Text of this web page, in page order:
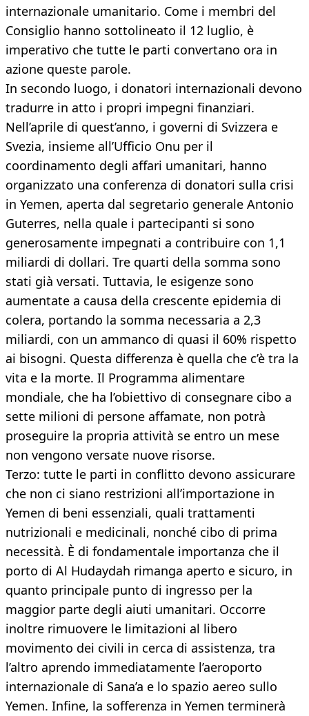
internazionale umanitario. Come i membri del
Consiglio hanno sottolineato il 12 luglio, è
imperativo che tutte le parti convertano ora in
azione queste parole.
In secondo luogo, i donatori internazionali devono
tradurre in atto i propri impegni finanziari.
Nell’aprile di quest’anno, i governi di Svizzera e
Svezia, insieme all’Ufficio Onu per il
coordinamento degli affari umanitari, hanno
organizzato una conferenza di donatori sulla crisi
in Yemen, aperta dal segretario generale Antonio
Guterres, nella quale i partecipanti si sono
generosamente impegnati a contribuire con 1,1
miliardi di dollari. Tre quarti della somma sono
stati già versati. Tuttavia, le esigenze sono
aumentate a causa della crescente epidemia di
colera, portando la somma necessaria a 2,3
miliardi, con un ammanco di quasi il 60% rispetto
ai bisogni. Questa differenza è quella che c’è tra la
vita e la morte. Il Programma alimentare
mondiale, che ha l’obiettivo di consegnare cibo a
sette milioni di persone affamate, non potrà
proseguire la propria attività se entro un mese
non vengono versate nuove risorse.
Terzo: tutte le parti in conflitto devono assicurare
che non ci siano restrizioni all’importazione in
Yemen di beni essenziali, quali trattamenti
nutrizionali e medicinali, nonché cibo di prima
necessità. È di fondamentale importanza che il
porto di Al Hudaydah rimanga aperto e sicuro, in
quanto principale punto di ingresso per la
maggior parte degli aiuti umanitari. Occorre
inoltre rimuovere le limitazioni al libero
movimento dei civili in cerca di assistenza, tra
l’altro aprendo immediatamente l’aeroporto
internazionale di Sana’a e lo spazio aereo sullo
Yemen. Infine, la sofferenza in Yemen terminerà